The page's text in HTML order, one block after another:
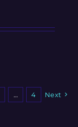
… 4 Next